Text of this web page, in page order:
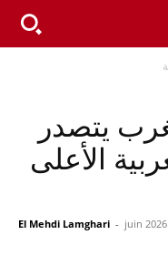
المغرب يتصدر
الأعلى
El Mehdi Lamghari -